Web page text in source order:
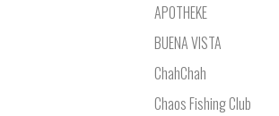
APOTHEKE
BUENA VISTA
ChahChah
Chaos Fishing Club